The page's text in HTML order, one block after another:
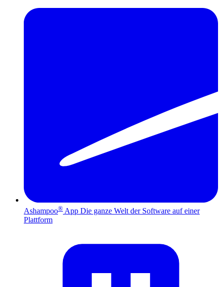
Ashampoo® App Die ganze Welt der Software auf einer
Plattform